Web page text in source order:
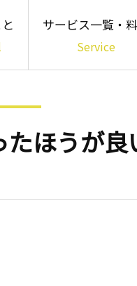
02
サービス一覧・
Service
たほうが良